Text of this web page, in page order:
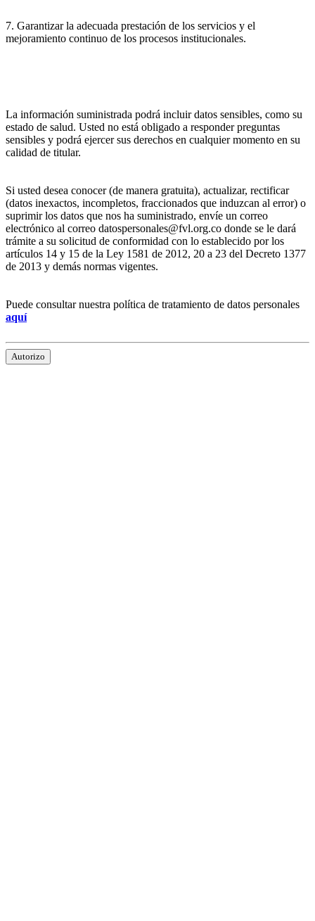
7. Garantizar la adecuada prestación de los servicios y el
mejoramiento continuo de los procesos institucionales.
La información suministrada podrá incluir datos sensibles, como su
estado de salud. Usted no está obligado a responder preguntas
sensibles y podrá ejercer sus derechos en cualquier momento en su
calidad de titular.
Si usted desea conocer (de manera gratuita), actualizar, rectificar
(datos inexactos, incompletos, fraccionados que induzcan al error) o
suprimir los datos que nos ha suministrado, envíe un correo
electrónico al correo datospersonales@fvl.org.co donde se le dará
trámite a su solicitud de conformidad con lo establecido por los
artículos 14 y 15 de la Ley 1581 de 2012, 20 a 23 del Decreto 1377
de 2013 y demás normas vigentes.
Puede consultar nuestra política de tratamiento de datos personales
aquí
Autorizo